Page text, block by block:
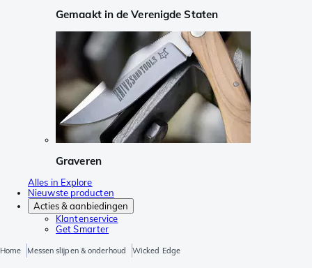
Gemaakt in de Verenigde Staten
Graveren
Alles in Explore
Nieuwste producten
Acties & aanbiedingen
Klantenservice
Get Smarter
Home Messen slijpen & onderhoud Wicked Edge